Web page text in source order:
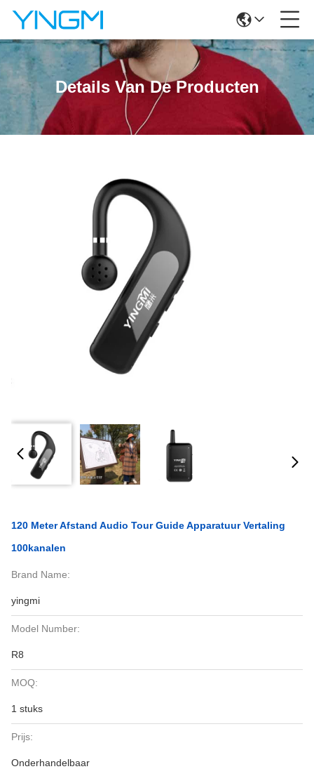
Details Van De Producten
120 Meter Afstand Audio Tour Guide Apparatuur Vertaling
100kanalen
Brand Name:
yingmi
Model Number:
R8
MOQ:
1 stuks
Prijs:
Onderhandelbaar